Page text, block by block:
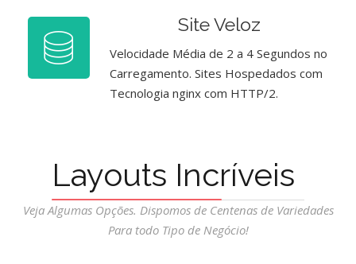
Site Veloz
Velocidade Média de 2 a 4 Segundos no
Carregamento. Sites Hospedados com
Tecnologia nginx com HTTP/2.
Layouts Incríveis
Veja Algumas Opções. Dispomos de Centenas de Variedades
Para todo Tipo de Negócio!